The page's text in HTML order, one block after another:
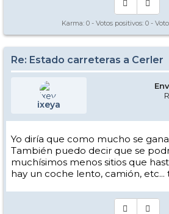
Karma: 0 - Votos positivos: 0 -
Re: Estado carreteras a Cerler
ixeya
Yo diría que como mucho se
También puedo decir que se
muchísimos menos sitios que
hay un coche lento, camión, etc...